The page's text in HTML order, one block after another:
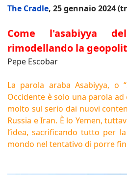
The Cradle, 25 gennaio 2024
Come l'asabiyya
rimodellando la
Pepe Escobar
La parola araba Asabiyya, o
Occidente è solo una parola
molto sul serio dai nuovi
Russia e Iran. È lo Yemen,
l’idea, sacrificando tutto per
mondo nel tentativo di porre